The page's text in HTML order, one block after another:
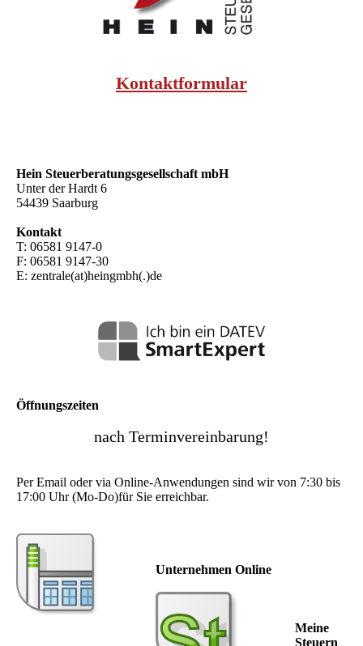
Kontaktformular
Hein Steuer­beratungs­gesellschaft mbH
Unter der Hardt 6
54439 Saarburg
Kontakt
T: 06581 9147-0
F: 06581 9147-30
E: zentrale(at)heingmbh(.)de
Öffnungszeiten
nach Terminvereinbarung!
Per Email oder via Online-Anwendungen sind wir von 7:30 bis
17:00 Uhr (Mo-Do)für Sie erreichbar.
Unternehmen Online
Meine
Steuern